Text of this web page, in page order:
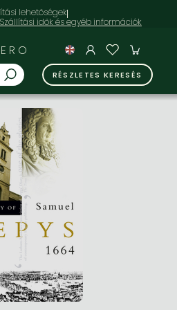
lehetőségek
RÉSZLETES KERESÉS